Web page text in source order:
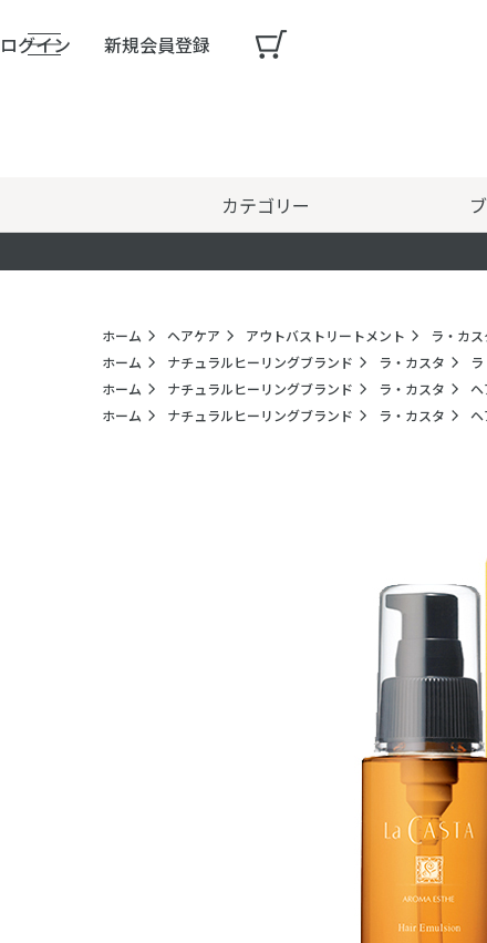
ログイン 新規会員登録
カテゴリー
ホーム ヘアケア アウトバストリートメント
ラ・カ
ホーム
ナチュラルヒーリングブランド ラ・カスタ
ホーム
ナチュラルヒーリングブランド ラ・カスタ ヘ
ホーム
ナチュラルヒーリングブランド ラ・カスタ ヘ